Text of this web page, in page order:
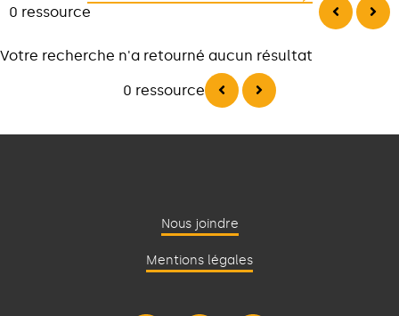
0 ressource
Votre recherche n'a retourné aucun résultat
0 ressource
Nous joindre
Mentions légales